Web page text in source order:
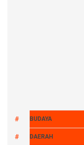
BUDAYA
DAERAH